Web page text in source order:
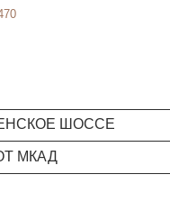
ШОССЕ
МКАД